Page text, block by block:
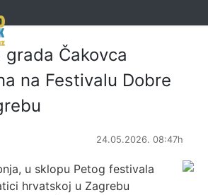
Čakovca
na Festivalu Dobre
24.05.2026. 08:47h
u sklopu Petog festivala
hrvatskoj u Zagrebu